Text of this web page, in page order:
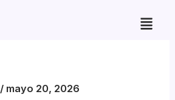
/ mayo 20, 2026